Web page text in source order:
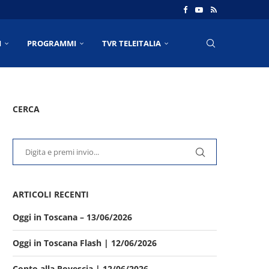
PROGRAMMI TVR TELEITALIA
CERCA
ARTICOLI RECENTI
Oggi in Toscana – 13/06/2026
Oggi in Toscana Flash | 12/06/2026